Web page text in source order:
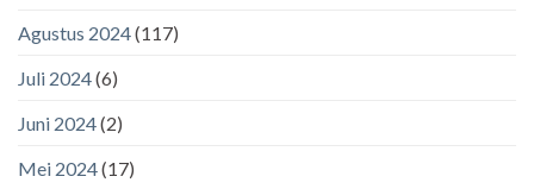
Agustus 2024(117)
Juli 2024(6)
Juni 2024(2)
Mei 2024(17)